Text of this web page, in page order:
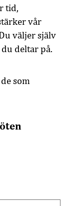
tid,
vår
väljer själv
deltar på.
som